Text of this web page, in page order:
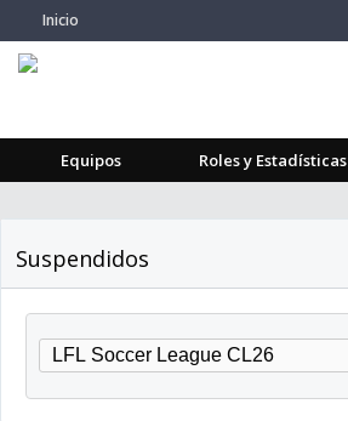
Inicio
Equipos Roles y Estadísticas
Suspendidos